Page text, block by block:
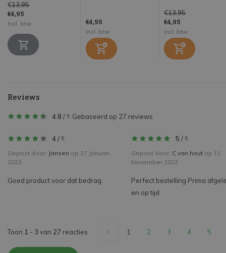
€13,95
€4,95
Incl. btw €4,95
Incl. btw
€13,95
€4,95
Incl. btw
Reviews
4.8 / 5 Gebaseerd op 27 reviews
4/ 5
Gepost door: Jansen op 17 Januari
2023
Goed product voor dat bedrag.
5 / 5
Gepost door: C van hout op 11
November 2022
Perfect bestelling Prima
en op tijd
Toon 1 - 3 van 27 reacties 1 2 3 4 5